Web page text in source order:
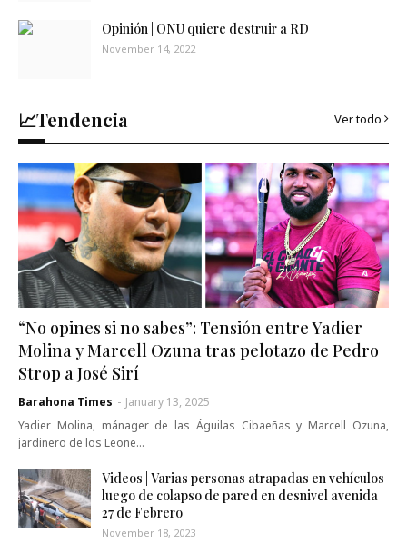
Opinión | ONU quiere destruir a RD
November 14, 2022
📈Tendencia Ver todo
“No opines si no sabes”: Tensión entre Yadier
Molina y Marcell Ozuna tras pelotazo de Pedro
Strop a José Sirí
Barahona Times - January 13, 2025
Yadier Molina, mánager de las Águilas Cibaeñas y Marcell Ozuna,
jardinero de los Leone…
Videos | Varias personas atrapadas en vehículos
luego de colapso de pared en desnivel avenida
27 de Febrero
November 18, 2023